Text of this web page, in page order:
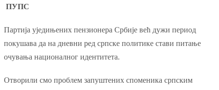
ПУПС
Партија уједињених пензионера Србије већ дужи период
покушава да на дневни ред српске политике стави питање
очувања националног идентитета.
Отворили смо проблем запуштених споменика српским